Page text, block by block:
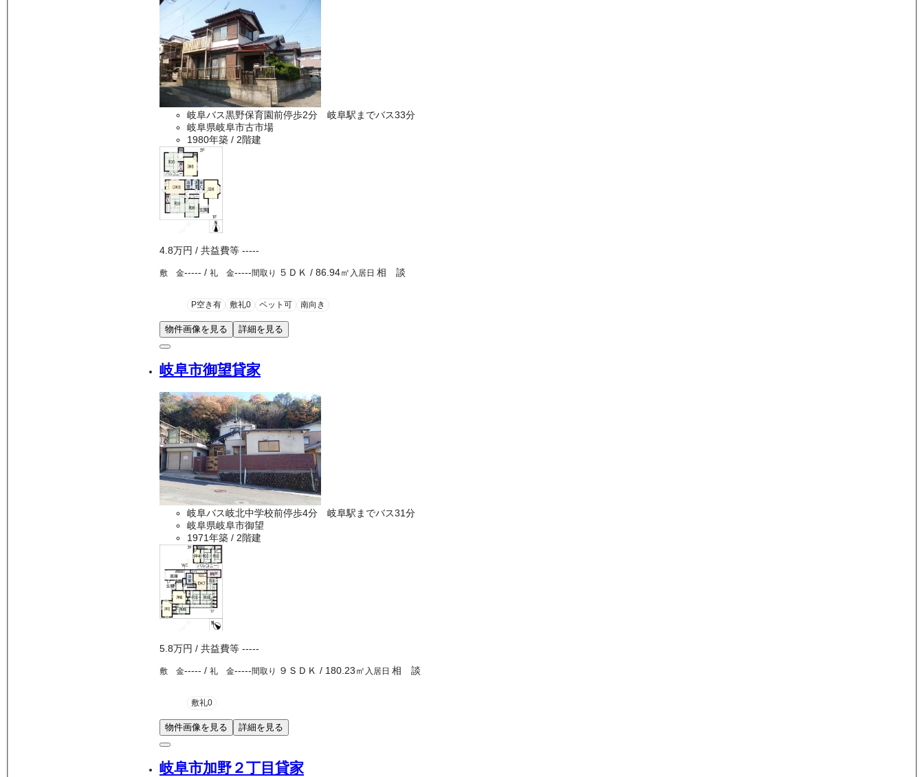
岐阜バス黒野保育園前停歩2分 岐阜駅までバス33分
岐阜県岐阜市古市場
1980年築 / 2階建
4.8万円 / 共益費等 -----
敷 金----- / 礼 金-----間取り ５ＤＫ / 86.94㎡ 入居日 相 談
P空き有 敷礼0 ペット可 南向き
物件画像を見る 詳細を見る
岐阜市御望貸家
岐阜バス岐北中学校前停歩4分 岐阜駅までバス31分
岐阜県岐阜市御望
1971年築 / 2階建
5.8万円 / 共益費等 -----
敷 金----- / 礼 金-----間取り ９ＳＤＫ / 180.23㎡ 入居日 相 談
敷礼0
物件画像を見る 詳細を見る
岐阜市加野２丁目貸家